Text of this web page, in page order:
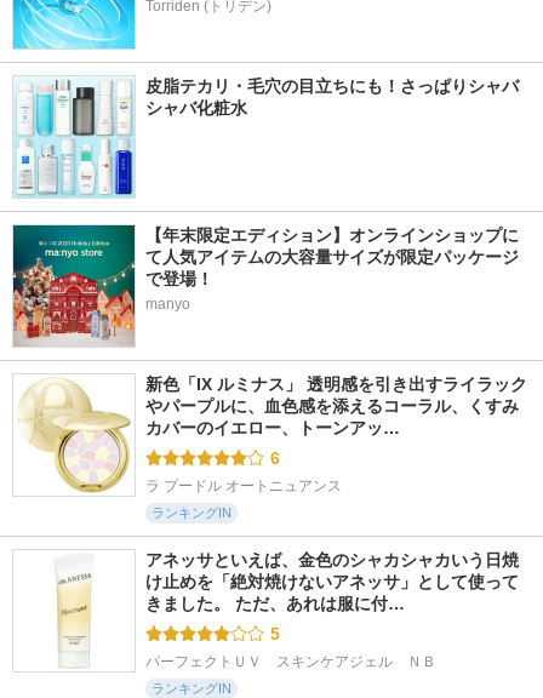
Torriden (トリデン)
皮脂テカリ・毛穴の目立ちにも！さっぱりシャバ
シャバ化粧水
【年末限定エディション】オンラインショップに
て人気アイテムの大容量サイズが限定パッケージ
で登場！
manyo
新色「IX ルミナス」 透明感を引き出すライラック
やパープルに、血色感を添えるコーラル、くすみ
カバーのイエロー、トーンアッ…
6
ラ プードル オートニュアンス
ランキングIN
アネッサといえば、金色のシャカシャカいう日焼
け止めを「絶対焼けないアネッサ」として使って
きました。 ただ、あれは服に付…
5
パーフェクトＵＶ　スキンケアジェル　ＮＢ
ランキングIN